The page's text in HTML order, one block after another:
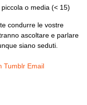
o media (< 15)
condurre le vostre
ascoltare e parlare
siano seduti.
Tumblr Email